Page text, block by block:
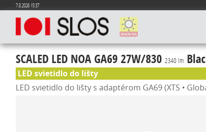
7.8.2026 15:37
SCALED LED NOA GA69 27W/830 2340 lm
LED svietidlo do lišty
LED svietidlo do lišty s adaptérom GA69 (XTS •